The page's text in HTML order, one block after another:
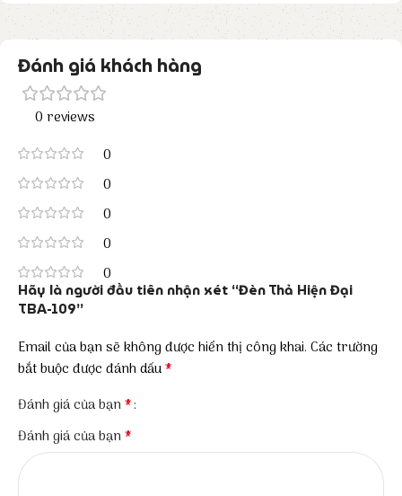
Đánh giá khách hàng
0 reviews
0
0
0
0
0
Hãy là người đầu tiên nhận xét “Đèn Thả Hiện Đại
TBA-109”
Email của bạn sẽ không được hiển thị công khai. Các trường
bắt buộc được đánh dấu*
Đánh giá của bạn*
Đánh giá của bạn*